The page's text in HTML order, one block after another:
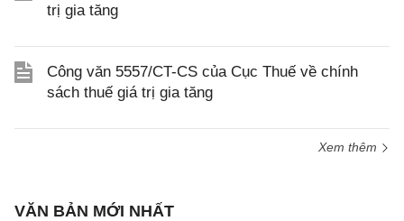
trị gia tăng
Công văn 5557/CT-CS của Cục Thuế về chính
sách thuế giá trị gia tăng
Xem thêm
VĂN BẢN MỚI NHẤT